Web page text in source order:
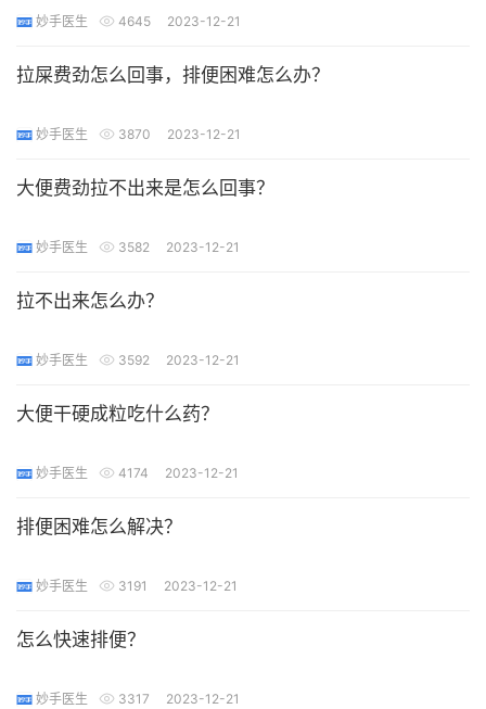
妙手医生 4645 2023-12-21
拉屎费劲怎么回事，排便困难怎么办？
妙手医生 3870 2023-12-21
大便费劲拉不出来是怎么回事？
妙手医生 3582 2023-12-21
拉不出来怎么办？
妙手医生 3592 2023-12-21
大便干硬成粒吃什么药？
妙手医生 4174 2023-12-21
排便困难怎么解决？
妙手医生 3191 2023-12-21
怎么快速排便？
妙手医生 3317 2023-12-21